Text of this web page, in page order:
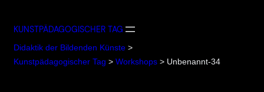
Inhalt
KUNSTPÄDAGOGISCHER TAG
Didaktik der Bildenden Künste >
Kunstpädagogischer Tag > Workshops > Unbenannt-34